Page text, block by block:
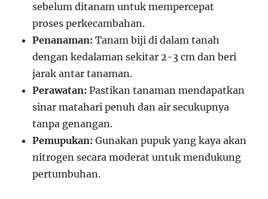
sebelum ditanam untuk mempercepat
proses perkecambahan.
Penanaman: Tanam biji di dalam tanah
dengan kedalaman sekitar 2-3 cm dan beri
jarak antar tanaman.
Perawatan: Pastikan tanaman mendapatkan
sinar matahari penuh dan air secukupnya
tanpa genangan.
Pemupukan: Gunakan pupuk yang kaya akan
nitrogen secara moderat untuk mendukung
pertumbuhan.